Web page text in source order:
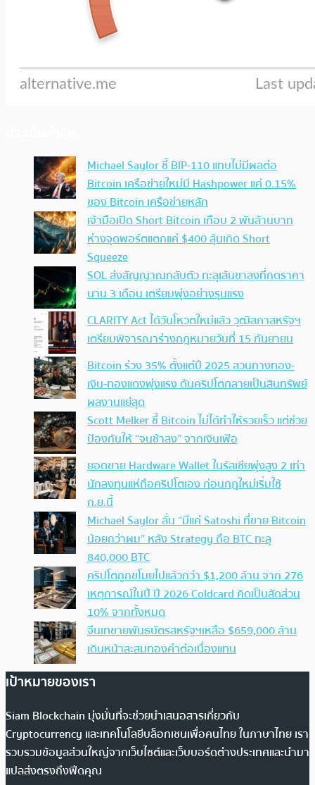
Michael Saylor ชี้ BIP-110 แทบไม่มีผลต่อ
Bitcoin เครือข่ายใหม่มี Hashpower แค่ 0.15%
ของ Bitcoin เครือข่ายหลัก
เจ้ามือเปิด Short Bitcoin เกือบ 2 พันล้านบาท
ห่างจุดพอร์ตแตกแค่ $400 ลุ้นเกิด Short
Squeeze
SOL ส่งสัญญาณกลับตัว ทะลุเส้นขาลงที่กดราคา
นาน 3 เดือน เตรียมพุ่งอย่างรุนแรง
CLARITY Act ได้วันโหวตใหม่แล้ว วุฒิสภาสหรัฐฯ
เตรียมพิจารณาร่างกฎหมายวันที่ 15 กันยายน
Bitcoin ร่วง 35% ตั้งแต่ปี 2025 สวนทางทอง-
เงิน-ทองแดงพุ่งแรง ดันคริปโตกลายเป็นสินทรัพย์
ผลงานแย่สุด
Scott Melker ชี้ Bitcoin ไม่ได้ทำให้รวยเร็ว แต่ช่วย
ป้องกันให้ “จนช้าลง” จากเงินเฟ้อ
ยอดขาย Hardware Wallet ในรัสเซียพุ่งสูง 2 เท่า
นักลงทุนแห่ถือคริปโตเอง ก่อนกฎใหม่เริ่มใช้
ก.ย.นี้
Michael Saylor ลั่น “มีแค่ Satoshi ที่ขาย Bitcoin
น้อยกว่าผม” หลัง Strategy ถือ BTC ทะลุ
840,000 BTC
คริปโตถูกขโมยไปแล้วกว่า $1,200 ล้าน จาก 276
เหตุการณ์ในปี ปี 2026 Coldcard คิดเป็นสัดส่วน
10% จากทั้งหมด
จีนเทขายพันธบัตรสหรัฐฯเหลือ $659,000 ล้าน
เดินหน้าสะสมทองคำต่อเนื่องแทน
เป้าหมายของเรา
Siam Blockchain มุ่งมั่นที่จะช่วยนำเสนอสารเกี่ยวกับ
Cryptocurrency และเทคโนโลยีบล็อกเชนเพื่อคนไทย ในภาษาไทย เรา
รวบรวมข้อมูลส่วนใหญ่จากเว็บไซต์และเว็บบอร์ดต่างประเทศและนำมา
แปลส่งตรงถึงฟีดคุณ